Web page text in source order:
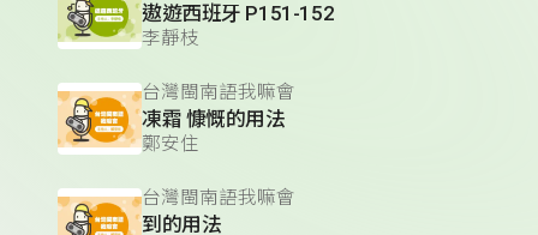
遨遊西班牙 P151-152
李靜枝
台灣閩南語我嘛會
凍霜 慷慨的用法
鄭安住
台灣閩南語我嘛會
到的用法